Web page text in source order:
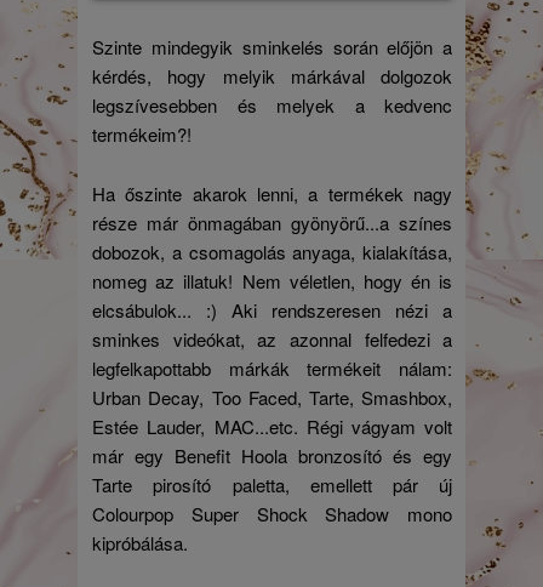
Szinte mindegyik sminkelés során előjön a
kérdés, hogy melyik márkával dolgozok
legszívesebben és melyek a kedvenc
termékeim?!
Ha őszinte akarok lenni, a termékek nagy
része már önmagában gyönyörű...a színes
dobozok, a csomagolás anyaga, kialakítása,
nomeg az illatuk! Nem véletlen, hogy én is
elcsábulok... :) Aki rendszeresen nézi a
sminkes videókat, az azonnal felfedezi a
legfelkapottabb márkák termékeit nálam:
Urban Decay, Too Faced, Tarte, Smashbox,
Estée Lauder, MAC...etc. Régi vágyam volt
már egy Benefit Hoola bronzosító és egy
Tarte pirosító paletta, emellett pár új
Colourpop Super Shock Shadow mono
kipróbálása.